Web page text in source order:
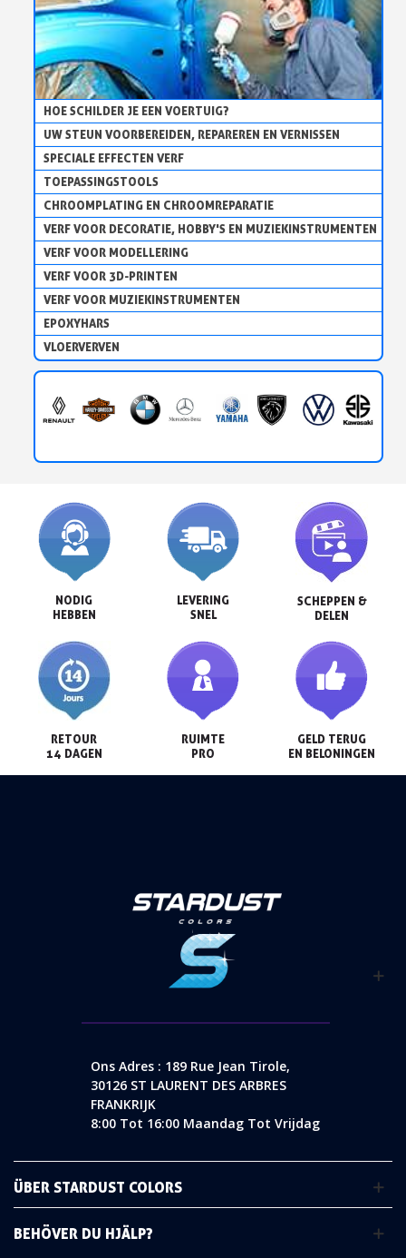
HOE SCHILDER JE EEN VOERTUIG?
UW STEUN VOORBEREIDEN, REPAREREN EN VERNISSEN
SPECIALE EFFECTEN VERF
TOEPASSINGSTOOLS
CHROOMPLATING EN CHROOMREPARATIE
VERF VOOR DECORATIE, HOBBY'S EN MUZIEKINSTRUMENTEN
VERF VOOR MODELLERING
VERF VOOR 3D-PRINTEN
VERF VOOR MUZIEKINSTRUMENTEN
EPOXYHARS
VLOERVERVEN
NODIG
HEBBEN
LEVERING
SNEL
SCHEPPEN &
DELEN
RETOUR
14 DAGEN
RUIMTE
PRO
GELD TERUG
EN BELONINGEN
Ons Adres : 189 Rue Jean Tirole,
30126 ST LAURENT DES ARBRES
FRANKRIJK
8:00 Tot 16:00 Maandag Tot Vrijdag
ÜBER STARDUST COLORS
BEHÖVER DU HJÄLP?